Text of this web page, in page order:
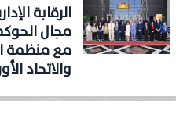
الرقابة
مجال
مع منظمة
والاتحاد